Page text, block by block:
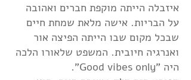
איזבלה הייתה מוקפת חברים ואהובה
על הבריות. אישה מלאת שמחת חיים
שבכל מקום שבו הייתה הפיצה אור
ואנרגיה חיובית. המשפט שלאורו הלכה
היה "Good vibes only".